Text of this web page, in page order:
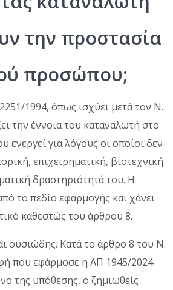
την προστασία
προσώπου;
1994, όπως ισχύει μετά τον Ν.
την έννοια του καταναλωτή στο
για λόγους οι οποίοι δεν
επιχειρηματική, βιοτεχνική
δραστηριότητά του. Η
το πεδίο εφαρμογής και χάνει
καθεστώς του άρθρου 8.
ουσιώδης. Κατά το άρθρο 8 του Ν.
που εφάρμοσε η ΑΠ 1945/2024
της υπόθεσης, ο ζημιωθείς